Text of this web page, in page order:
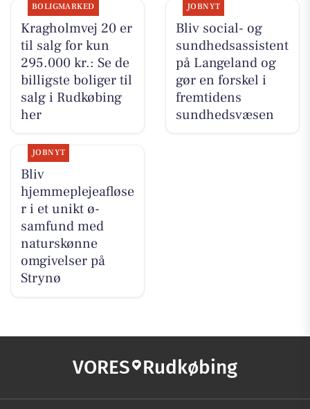
BOLIGMARKED
Kragholmvej 20 er
til salg for kun
295.000 kr.: Se de
billigste boliger til
salg i Rudkøbing
her
JOBNYT
Bliv social- og
sundhedsassistent
på Langeland og
gør en forskel i
fremtidens
sundhedsvæsen
JOBNYT
Bliv
hjemmeplejeafløse
r i et unikt ø-
samfund med
naturskønne
omgivelser på
Strynø
VORES Rudkøbing